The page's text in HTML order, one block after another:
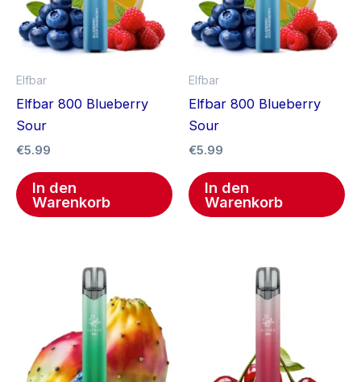
Elfbar
Elfbar 800 Blueberry
Sour
€5.99
In den
Warenkorb
Elfbar
Elfbar 800 Blueberry
Sour
€5.99
In den
Warenkorb